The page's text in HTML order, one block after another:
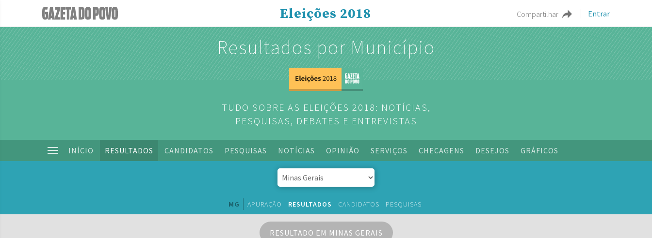
Compartilhar Entrar
Eleições 2018
Resultados por Município
TUDO SOBRE AS ELEIÇÕES 2018: NOTÍCIAS,
PESQUISAS, DEBATES E ENTREVISTAS
INÍCIO RESULTADOS CANDIDATOS PESQUISAS NOTÍCIAS OPINIÃO SERVIÇOS CHECAGENS DESEJOS GRÁFICOS
MG APURAÇÃO RESULTADOS CANDIDATOS PESQUISAS
RESULTADO EM MINAS GERAIS